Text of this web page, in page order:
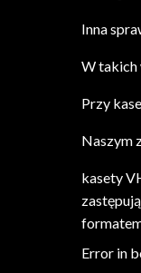
Inna
W takich
Przy
Naszym
kasety
Error in